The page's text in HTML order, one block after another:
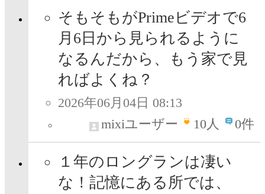
そもそもがPrimeビデオで6
月6日から見られるように
なるんだから、もう家で見
ればよくね？
2026年06月04日 08:13
mixiユーザー
10人 0件
１年のロングランは凄い
な！記憶にある所では、